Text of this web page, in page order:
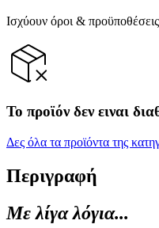
Ισχύουν όροι &
Το προϊόν δεν ειναι
Δες όλα τα προϊόντα της
Περιγραφή
Με λίγα λόγια...